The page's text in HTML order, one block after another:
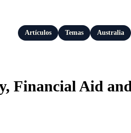
Artículos Temas Australia
Financial Aid